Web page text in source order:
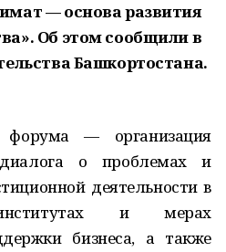
— основа развития
Об этом сообщили в
Башкортостана.
форума — организация
диалога о проблемах и
деятельности в
и мерах
бизнеса, а также